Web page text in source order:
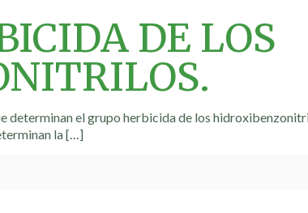
DE LOS
determinan el grupo herbicida de los
la[…]